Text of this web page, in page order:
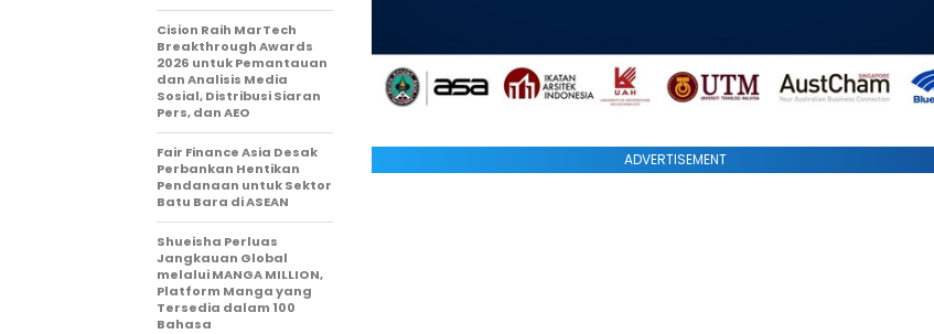
ADVERTISEMENT
Cision Raih MarTech
Breakthrough Awards
2026 untuk Pemantauan
dan Analisis Media
Sosial, Distribusi Siaran
Pers, dan AEO
Fair Finance Asia Desak
Perbankan Hentikan
Pendanaan untuk Sektor
Batu Bara di ASEAN
Shueisha Perluas
Jangkauan Global
melalui MANGA MILLION,
Platform Manga yang
Tersedia dalam 100
Bahasa